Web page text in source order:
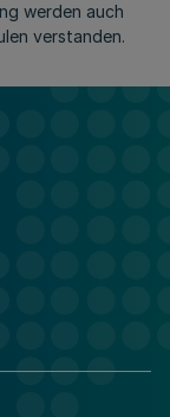
werden auch
verstanden.